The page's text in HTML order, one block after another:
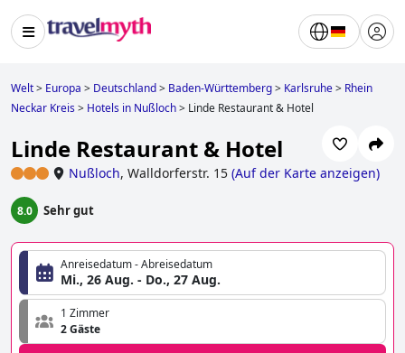
Welt> Europa > Deutschland> Baden-Württemberg> Karlsruhe> Rhein
Neckar Kreis> Hotels in Nußloch> Linde Restaurant & Hotel
Linde Restaurant & Hotel
Nußloch, Walldorferstr. 15 (Auf der Karte anzeigen)
8.0 Sehr gut
Anreisedatum - Abreisedatum
Mi., 26 Aug. - Do., 27 Aug.
1 Zimmer
2 Gäste